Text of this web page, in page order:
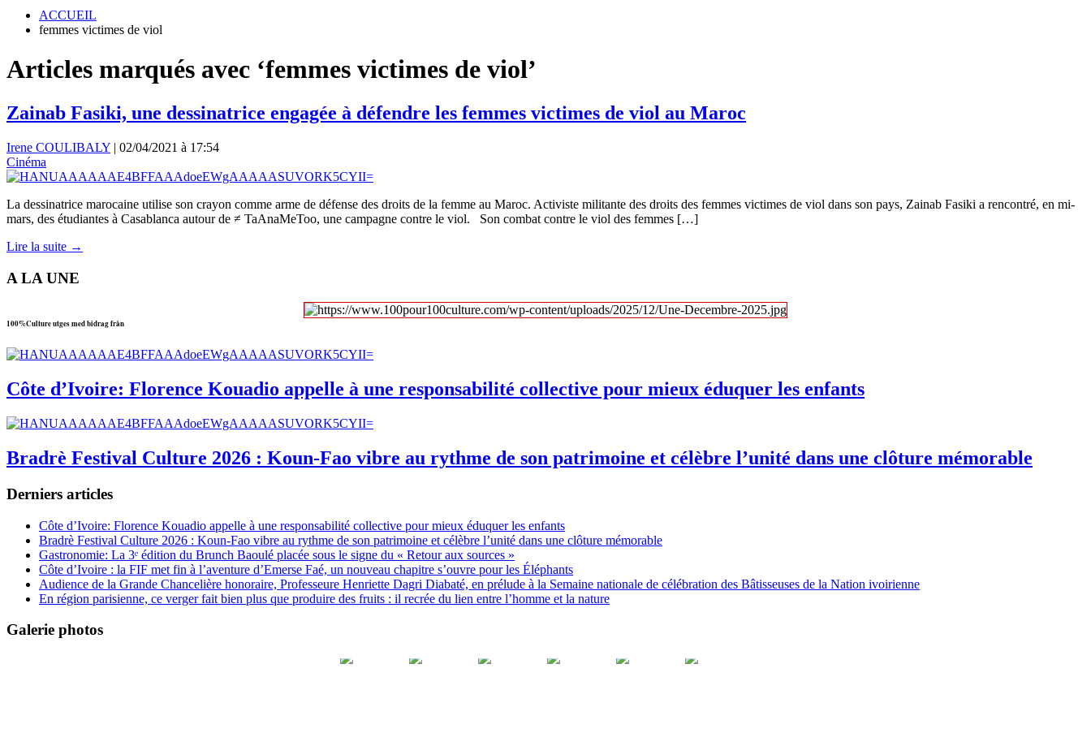
ACCUEIL
femmes victimes de viol
Articles marqués avec ‘femmes victimes de viol’
Zainab Fasiki, une dessinatrice engagée à défendre les femmes victimes de viol au Maroc
Irene COULIBALY | 02/04/2021 à 17:54
Cinéma
La dessinatrice marocaine utilise son crayon comme arme de défense des droits de la femme au Maroc. Activiste militante des droits des femmes victimes de viol dans son pays, Zainab Fasiki a rencontré, en mi-
mars, des étudiantes à Casablanca autour de ≠ TaAnaMeToo, une campagne contre le viol. Son combat contre le viol des femmes […]
Lire la suite →
A LA UNE
100%Culture utges med bidrag från
Côte d’Ivoire: Florence Kouadio appelle à une responsabilité collective pour mieux éduquer les enfants
Bradrè Festival Culture 2026 : Koun-Fao vibre au rythme de son patrimoine et célèbre l’unité dans une clôture mémorable
Derniers articles
Côte d’Ivoire: Florence Kouadio appelle à une responsabilité collective pour mieux éduquer les enfants
Bradrè Festival Culture 2026 : Koun-Fao vibre au rythme de son patrimoine et célèbre l’unité dans une clôture mémorable
Gastronomie: La 3ᵉ édition du Brunch Baoulé placée sous le signe du « Retour aux sources »
Côte d’Ivoire : la FIF met fin à l’aventure d’Emerse Faé, un nouveau chapitre s’ouvre pour les Éléphants
Audience de la Grande Chancelière honoraire, Professeure Henriette Dagri Diabaté, en prélude à la Semaine nationale de célébration des Bâtisseuses de la Nation ivoirienne
En région parisienne, ce verger fait bien plus que produire des fruits : il recrée du lien entre l’homme et la nature
Galerie photos